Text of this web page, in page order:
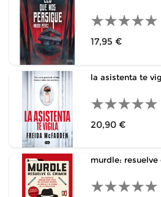
17,95 €
la asistenta te
20,90 €
murdle: resuelve